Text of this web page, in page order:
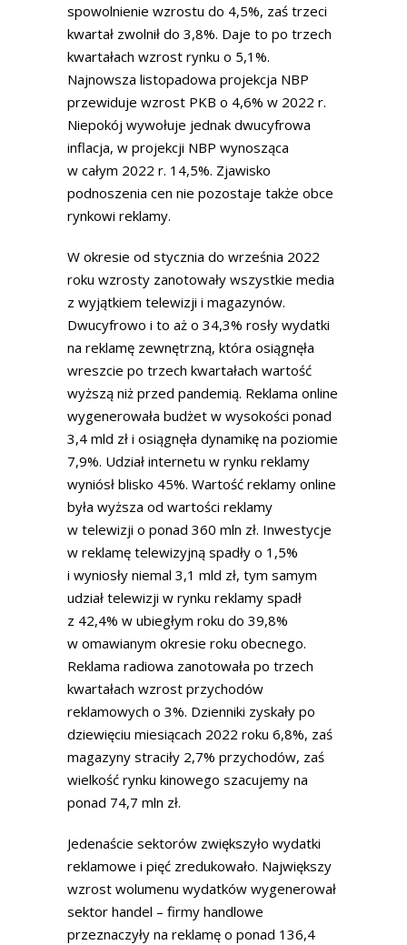
spowolnienie wzrostu do 4,5%, zaś trzeci
kwartał zwolnił do 3,8%. Daje to po trzech
kwartałach wzrost rynku o 5,1%.
Najnowsza listopadowa projekcja NBP
przewiduje wzrost PKB o 4,6% w 2022 r.
Niepokój wywołuje jednak dwucyfrowa
inflacja, w projekcji NBP wynosząca
w całym 2022 r. 14,5%. Zjawisko
podnoszenia cen nie pozostaje także obce
rynkowi reklamy.
W okresie od stycznia do września 2022
roku wzrosty zanotowały wszystkie media
z wyjątkiem telewizji i magazynów.
Dwucyfrowo i to aż o 34,3% rosły wydatki
na reklamę zewnętrzną, która osiągnęła
wreszcie po trzech kwartałach wartość
wyższą niż przed pandemią. Reklama online
wygenerowała budżet w wysokości ponad
3,4 mld zł i osiągnęła dynamikę na poziomie
7,9%. Udział internetu w rynku reklamy
wyniósł blisko 45%. Wartość reklamy online
była wyższa od wartości reklamy
w telewizji o ponad 360 mln zł. Inwestycje
w reklamę telewizyjną spadły o 1,5%
i wyniosły niemal 3,1 mld zł, tym samym
udział telewizji w rynku reklamy spadł
z 42,4% w ubiegłym roku do 39,8%
w omawianym okresie roku obecnego.
Reklama radiowa zanotowała po trzech
kwartałach wzrost przychodów
reklamowych o 3%. Dzienniki zyskały po
dziewięciu miesiącach 2022 roku 6,8%, zaś
magazyny straciły 2,7% przychodów, zaś
wielkość rynku kinowego szacujemy na
ponad 74,7 mln zł.
Jedenaście sektorów zwiększyło wydatki
reklamowe i pięć zredukowało. Największy
wzrost wolumenu wydatków wygenerował
sektor handel – firmy handlowe
przeznaczyły na reklamę o ponad 136,4